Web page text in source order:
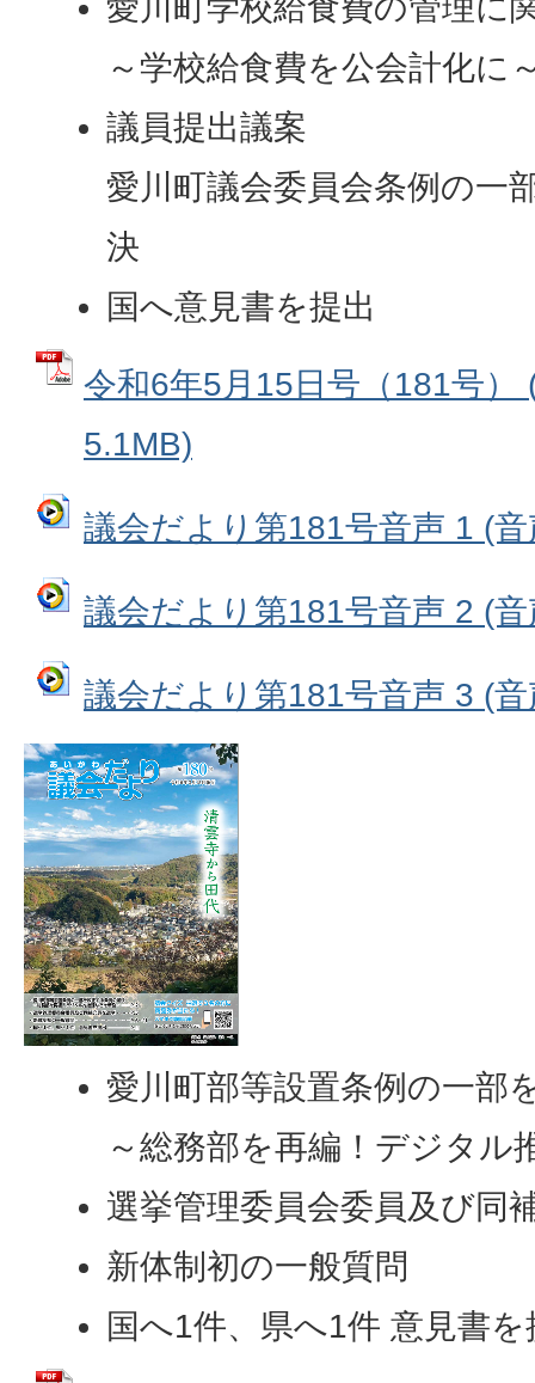
愛川町学校給食費の管理に
～学校給食費を公会計化に
議員提出議案
愛川町議会委員会条例の一
決
国へ意見書を提出
令和6年5月15日号（181号）
5.1MB)
議会だより第181号音声 1 (
議会だより第181号音声 2 (
議会だより第181号音声 3 (
愛川町部等設置条例の一部
～総務部を再編！デジタル
選挙管理委員会委員及び同
新体制初の一般質問
国へ1件、県へ1件 意見書を